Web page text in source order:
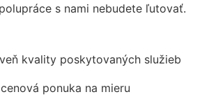
s nami nebudete ľutovať.
kvality poskytovaných služieb
ponuka na mieru